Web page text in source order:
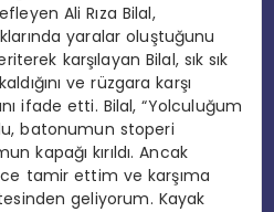
Ali Rıza Bilal,
yaralar oluştuğunu
karşılayan Bilal, sık sık
ve rüzgara karşı
ifade etti. Bilal, “Yolculuğum
batonumun stoperi
kapağı kırıldı. Ancak
tamir ettim ve karşıma
geliyorum. Kayak